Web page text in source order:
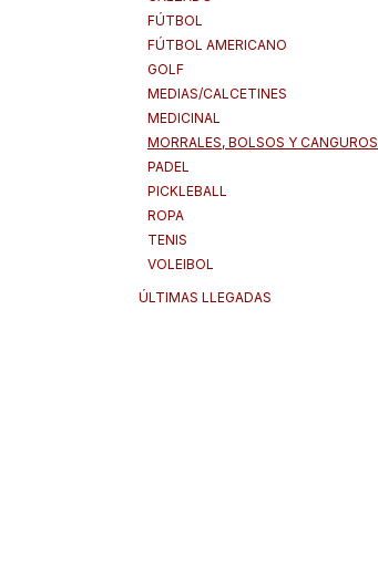
FÚTBOL
FÚTBOL AMERICANO
GOLF
MEDIAS/CALCETINES
MEDICINAL
MORRALES, BOLSOS Y CANGUROS
PADEL
PICKLEBALL
ROPA
TENIS
VOLEIBOL
ÚLTIMAS LLEGADAS